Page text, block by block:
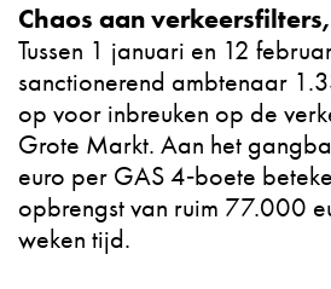
Chaos aan
Tussen 1 januari en 12
sanctionerend ambtenaar
op voor inbreuken op de
Grote Markt. Aan het
euro per GAS 4‑boete
opbrengst van ruim 77.000
weken tijd.​